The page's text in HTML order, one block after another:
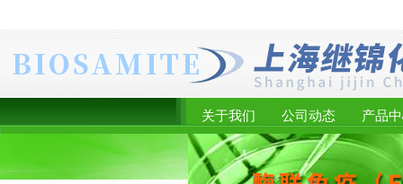
关于我们 公司动态 产品